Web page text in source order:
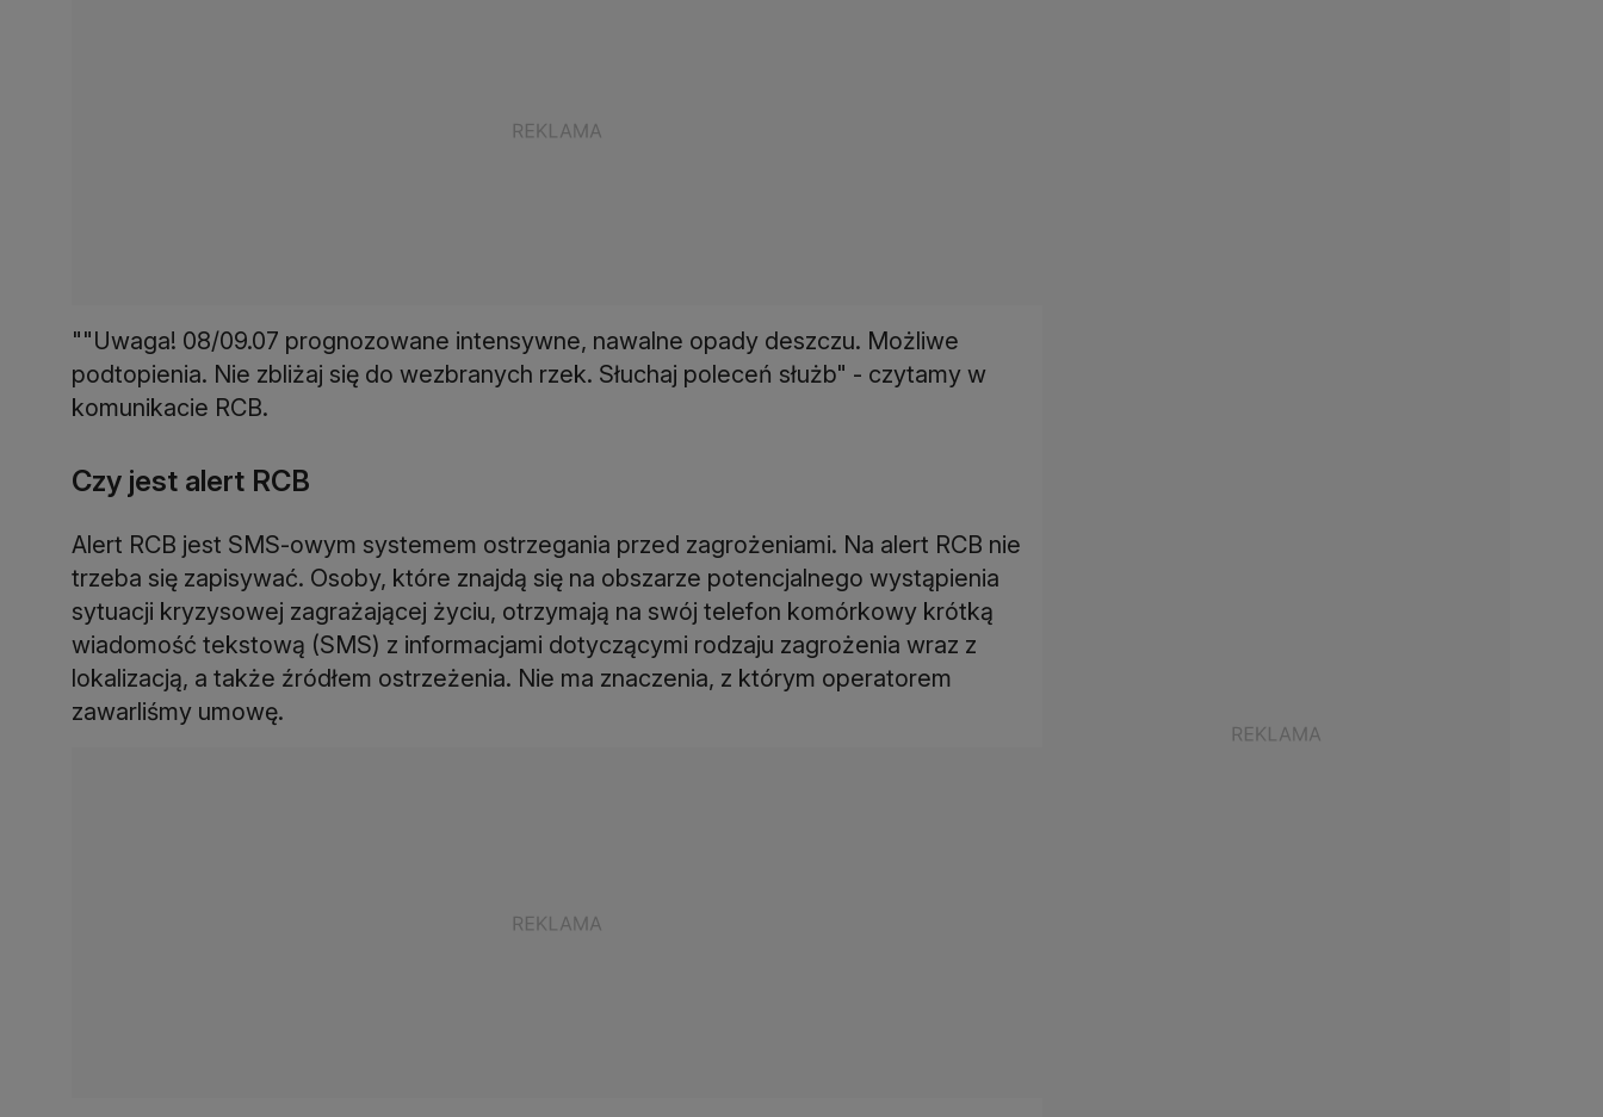
""Uwaga! 08/09.07 prognozowane intensywne, nawalne opady deszczu. Możliwe
podtopienia. Nie zbliżaj się do wezbranych rzek. Słuchaj poleceń służb" - czytamy w
komunikacie RCB.
Czy jest alert RCB
Alert RCB jest SMS-owym systemem ostrzegania przed zagrożeniami. Na alert RCB nie
trzeba się zapisywać. Osoby, które znajdą się na obszarze potencjalnego wystąpienia
sytuacji kryzysowej zagrażającej życiu, otrzymają na swój telefon komórkowy krótką
wiadomość tekstową (SMS) z informacjami dotyczącymi rodzaju zagrożenia wraz z
lokalizacją, a także źródłem ostrzeżenia. Nie ma znaczenia, z którym operatorem
zawarliśmy umowę.